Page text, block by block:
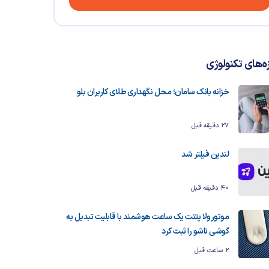
تکنولوژی
خزانه بانک سامان؛ محل نگهداری طلای کاربران بلو
27 دقیقه قبل
لندین فیلتر شد
40 دقیقه قبل
موتورولا پتنت یک ساعت هوشمند با قابلیت تبدیل به
گوشی تاشو را ثبت کرد
2 ساعت قبل